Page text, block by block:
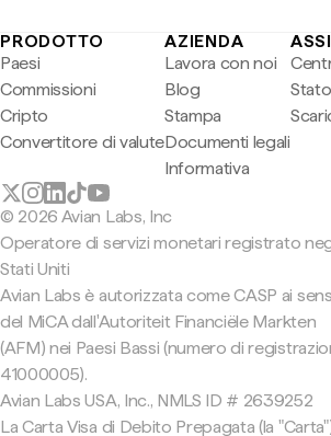
PRODOTTO
Paesi
Commissioni
Cripto
Convertitore di valute
AZIENDA
Lavora con noi
Blog
Stampa
Documenti legali
Informativa
Stato
© 2026 Avian Labs, Inc
Operatore di servizi monetari registrato
Stati Uniti
Avian Labs è autorizzata come CASP ai
del MiCA dall'Autoriteit Financiële Markten
(AFM) nei Paesi Bassi (numero di
41000005).
Avian Labs USA, Inc., NMLS ID # 2639252
La Carta Visa di Debito Prepagata (la